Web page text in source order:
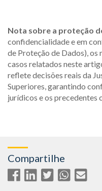
Nota sobre a proteção
confidencialidade e em
de Proteção de Dados), os
casos relatados neste
reflete decisões reais da
Superiores, garantindo
jurídicos e os precedentes
Compartilhe